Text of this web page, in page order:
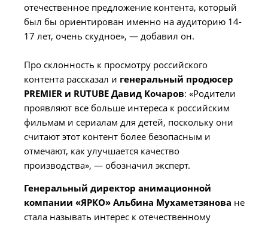
отечественное предложение контента, который
был бы ориентирован именно на аудиторию 14-
17 лет, очень скудное», — добавил он.
Про склонность к просмотру российского
контента рассказал и генеральный продюсер
PREMIER и RUTUBE Давид Кочаров: «Родители
проявляют все больше интереса к российским
фильмам и сериалам для детей, поскольку они
считают этот контент более безопасным и
отмечают, как улучшается качество
производства», — обозначил эксперт.
Генеральный директор анимационной
компании «ЯРКО» Альбина Мухаметзянова не
стала называть интерес к отечественному